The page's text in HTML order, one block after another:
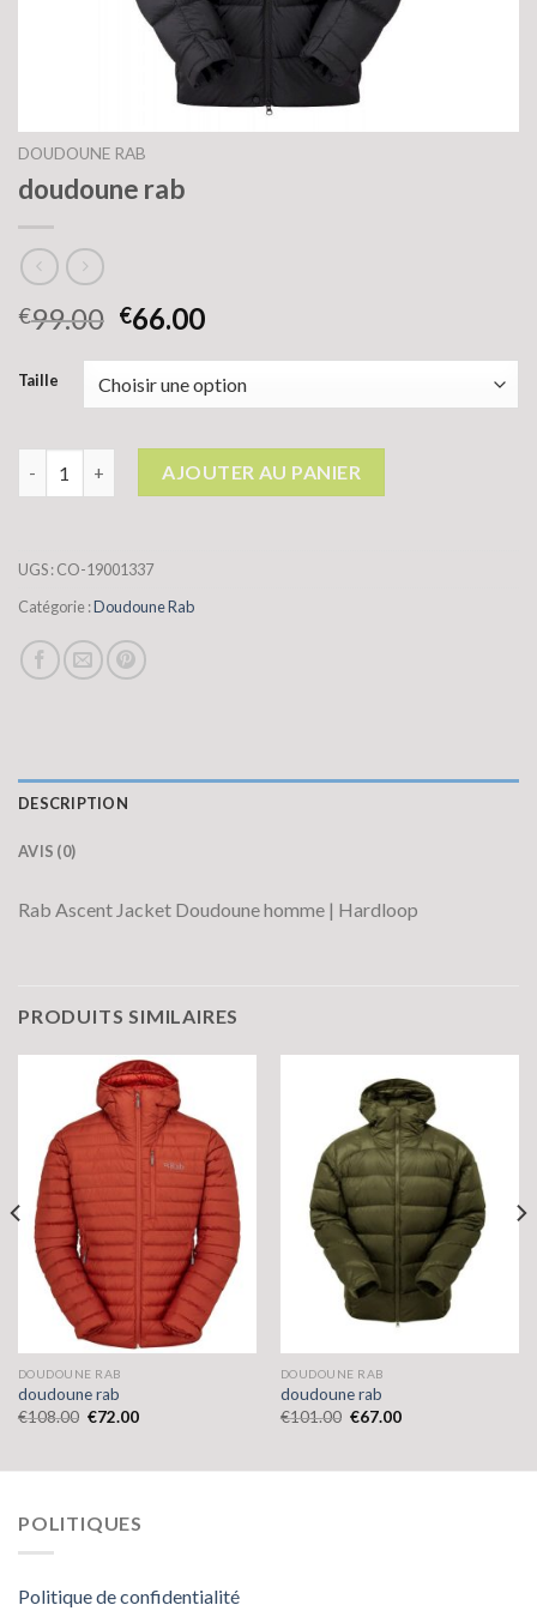
DOUDOUNE RAB
doudoune rab
€99.00 €66.00
Taille
quantité de doudoune rabAJOUTER AU PANIER
UGS :CO-19001337
Catégorie :Doudoune Rab
DESCRIPTION
AVIS (0)
Rab Ascent Jacket Doudoune homme | Hardloop
PRODUITS SIMILAIRES
DOUDOUNE RAB
doudoune rab
€108.00 €72.00
DOUDOUNE RAB
doudoune rab
€101.00 €67.00
POLITIQUES
Politique de confidentialité